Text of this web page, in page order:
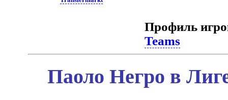
Профиль
Teams
Паоло Негро в